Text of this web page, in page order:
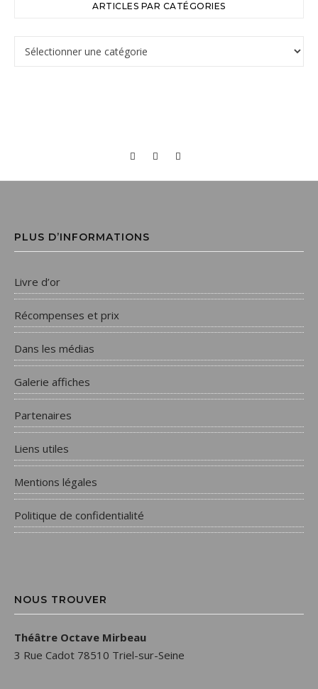
ARTICLES PAR CATÉGORIES
PLUS D’INFORMATIONS
Livre d’or
Récompenses et prix
Dans les médias
Galerie affiches
Partenaires
Liens utiles
Mentions légales
Politique de confidentialité
NOUS TROUVER
Théâtre Octave Mirbeau
3 Rue Cadot 78510 Triel-sur-Seine